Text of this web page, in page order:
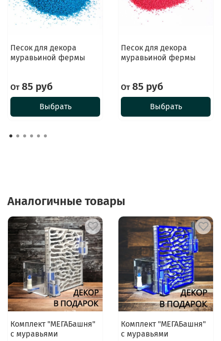
Песок для декора
муравьиной фермы
От85 руб
Выбрать
Песок для декора
муравьиной фермы
От85 руб
Выбрать
Аналогичные товары
Комплект "МЕГАБашня"
с муравьями
Комплект "МЕГАБашня"
с муравьями